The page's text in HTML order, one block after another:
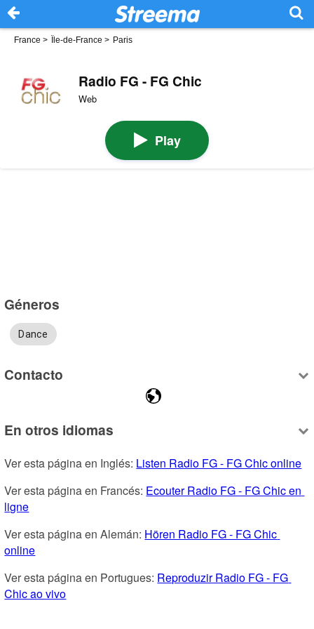
France > Île-de-France > Paris
Radio FG - FG Chic
Web
Play
Géneros
Dance
Contacto
En otros idiomas
Ver esta página en Inglés: Listen Radio FG - FG Chic online
Ver esta página en Francés: Ecouter Radio FG - FG Chic en
ligne
Ver esta página en Alemán: Hören Radio FG - FG Chic
online
Ver esta página en Portugues: Reproduzir Radio FG - FG
Chic ao vivo